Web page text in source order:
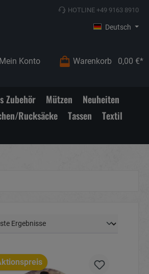
HOTLINE +49 9163 8910
Deutsch
Mein Konto Warenkorb 0,00 €*
Zubehör Mützen
Neuheiten
Rucksäcke Tassen
Textil